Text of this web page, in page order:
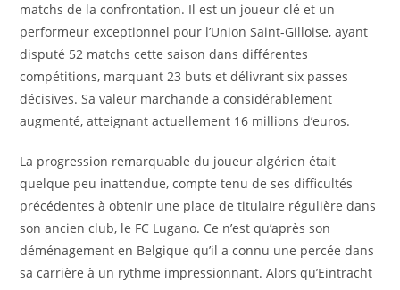
matchs de la confrontation. Il est un joueur clé et un
performeur exceptionnel pour l’Union Saint-Gilloise, ayant
disputé 52 matchs cette saison dans différentes
compétitions, marquant 23 buts et délivrant six passes
décisives. Sa valeur marchande a considérablement
augmenté, atteignant actuellement 16 millions d’euros.
La progression remarquable du joueur algérien était
quelque peu inattendue, compte tenu de ses difficultés
précédentes à obtenir une place de titulaire régulière dans
son ancien club, le FC Lugano. Ce n’est qu’après son
déménagement en Belgique qu’il a connu une percée dans
sa carrière à un rythme impressionnant. Alors qu’Eintracht